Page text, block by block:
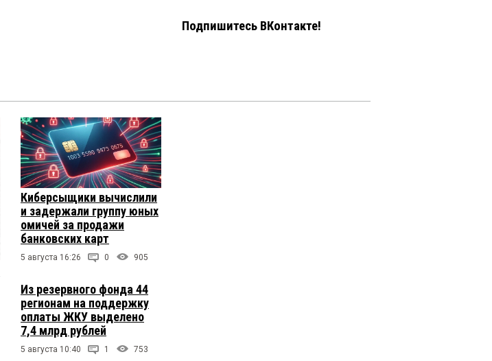
Подпишитесь ВКонтакте!
Киберсыщики вычислили
и задержали группу юных
омичей за продажи
банковских карт
5 августа 16:26 0 905
Из резервного фонда 44
регионам на поддержку
оплаты ЖКУ выделено
7,4 млрд рублей
5 августа 10:40 1 753